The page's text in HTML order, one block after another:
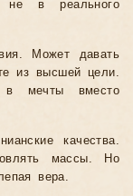
не в реального
Может давать
из высшей цели.
в мечты вместо
качества.
массы. Но
вера.